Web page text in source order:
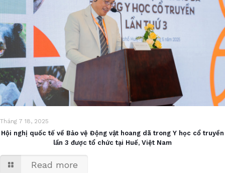
Tháng 7 18, 2025
Hội nghị quốc tế về Bảo vệ Động vật hoang dã trong Y học cổ truyền
lần 3 được tổ chức tại Huế, Việt Nam
Read more